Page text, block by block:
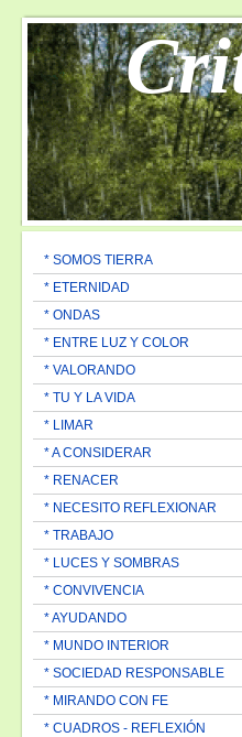
* SOMOS TIERRA
* ETERNIDAD
* ONDAS
* ENTRE LUZ Y COLOR
* VALORANDO
* TU Y LA VIDA
* LIMAR
* A CONSIDERAR
* RENACER
* NECESITO REFLEXIONAR
* TRABAJO
* LUCES Y SOMBRAS
* CONVIVENCIA
* AYUDANDO
* MUNDO INTERIOR
* SOCIEDAD RESPONSABLE
* MIRANDO CON FE
* CUADROS - REFLEXIÓN